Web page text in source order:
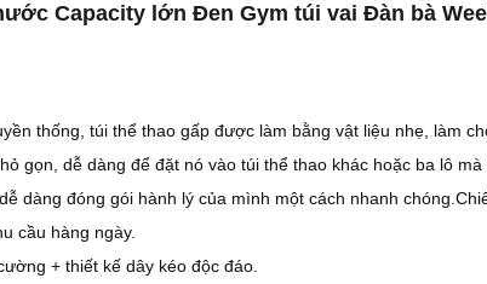
Capacity lớn Đen Gym túi vai Đàn bà
thống, túi thể thao gấp được làm bằng vật liệu nhẹ, làm
gọn, dễ dàng để đặt nó vào túi thể thao khác hoặc ba lô mà
dàng đóng gói hành lý của mình một cách nhanh
cầu hàng ngày.
+ thiết kế dây kéo độc đáo.